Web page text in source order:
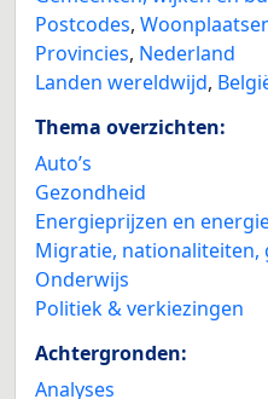
Postcodes,
Provincies, Nederland
Landen wereldwijd,
Thema overzichten:
Auto’s
Gezondheid
Energieprijzen en
Migratie, nationaliteiten,
Onderwijs
Politiek & verkiezingen
Achtergronden:
Analyses